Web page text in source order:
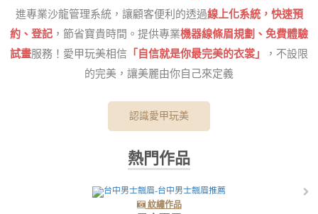
進專業沙龍管理系統，讓顧客便利的透過線上化系統，快速預
約、登記 ，節省寶貴時間。提供專業機器線條眉規劃、免費體驗
試畫服務！愛甲玩美相信 「自信就是你最完美的衣裳」
，不設限
的完美，讓美麗由你自己來定義
認識愛甲玩美
熱門作品
紋繡作品